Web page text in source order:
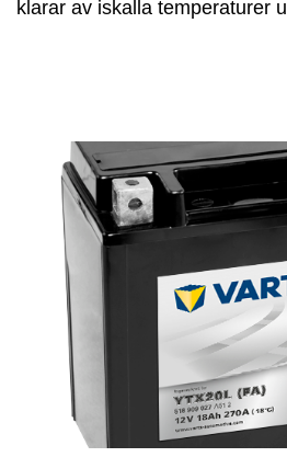
klarar av iskalla temperaturer